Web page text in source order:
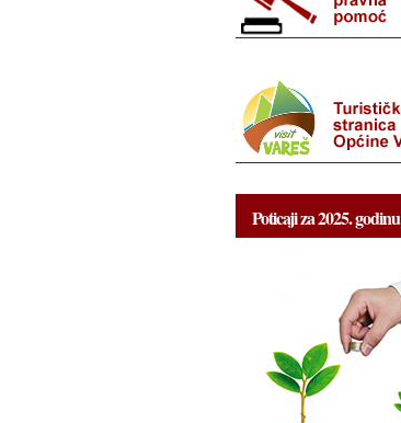
Poticaji za 2025. godinu